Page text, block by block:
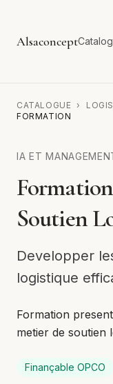
Alsaconcept
CATALOGUE ›
FORMATION
IA ET
Soutien
Developper
logistique
Formation
metier de soutien
Finançable OPCO